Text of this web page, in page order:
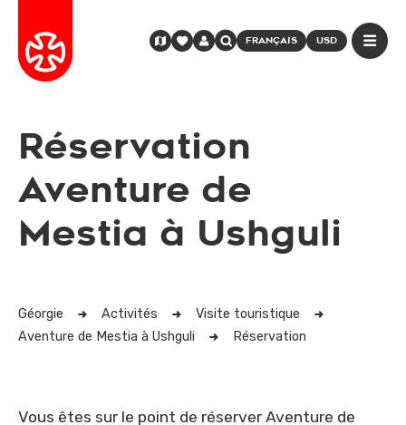
FRANÇAIS USD
Réservation
Aventure de
Mestia à Ushguli
Géorgie Activités
Visite touristique
Aventure de Mestia à Ushguli
Réservation
Vous êtes sur le point de réserver Aventure de